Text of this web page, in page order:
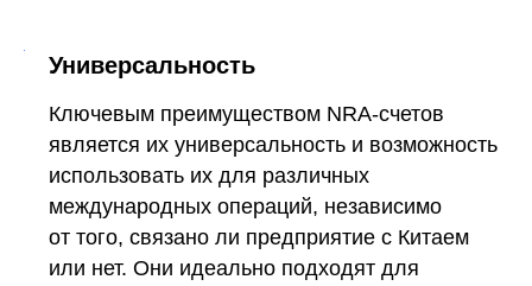
Универсальность
Ключевым преимуществом NRA-счетов
является их универсальность и возможность
использовать их для различных
международных операций, независимо
от того, связано ли предприятие с Китаем
или нет. Они идеально подходят для